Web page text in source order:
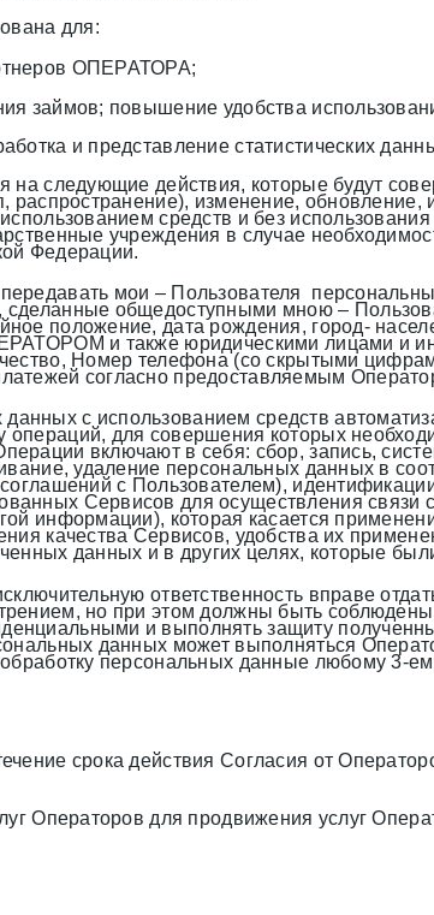
для:
ОПЕРАТОРА;
займов; повышение удобства
и представление статистических
на следующие действия, которые будут
распространение), изменение, обновление,
средств и без
учреждения в случае
Федерации.
мои – Пользователя
общедоступными мною –
положение, дата рождения, город-
и также юридическими лицами и
Номер телефона (со скрытыми
согласно предоставляемым
с использованием средств
для совершения которых
включают в себя: сбор, запись,
удаление персональных данных в
с Пользователем),
Сервисов для осуществления связи
информации), которая касается
качества Сервисов, удобства их
данных и в других целях, которые
ответственность вправе
но при этом должны быть
и выполнять защиту
данных может выполняться
персональных данные любому 3-
срока действия Согласия от
Операторов для продвижения услуг